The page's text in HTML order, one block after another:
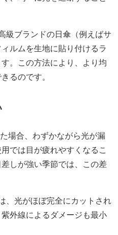
級ブランドの日傘（例えばサ
ルムを生地に貼り付けるラ
。この方法により、より均
るのです。
場合、わずかながら光が漏
では目が疲れやすくなるこ
しが強い季節では、この差
、光がほぼ完全にカットされ
外線によるダメージも最小